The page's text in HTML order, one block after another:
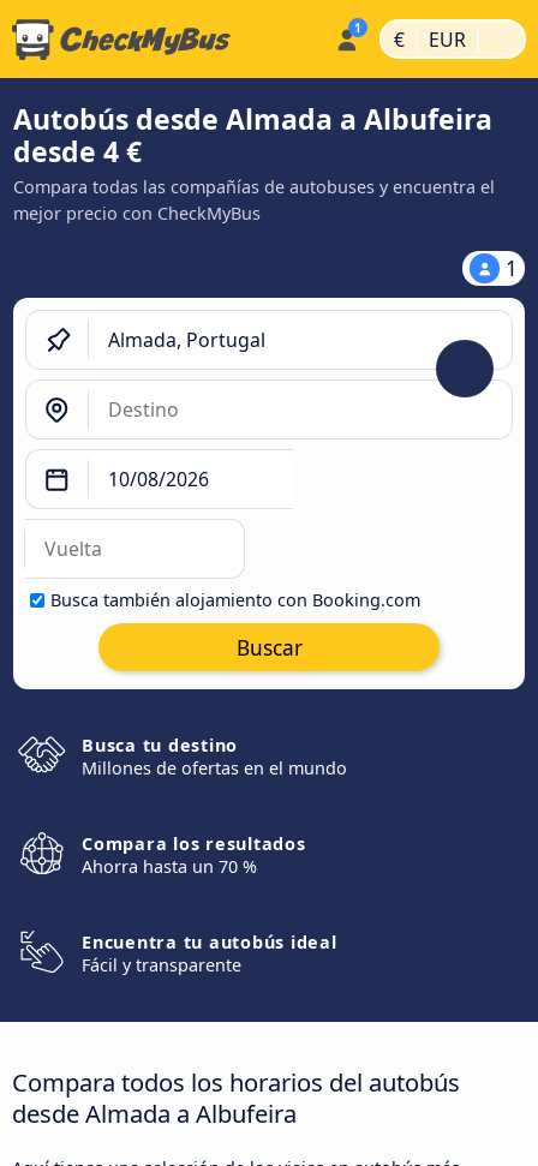
€ | EUR |
Autobús desde Almada a Albufeira
desde 4 €
Compara todas las compañías de autobuses y encuentra el
mejor precio con CheckMyBus
1
Busca también alojamiento con Booking.com
Buscar
Busca tu destino
Millones de ofertas en el mundo
Compara los resultados
Ahorra hasta un 70 %
Encuentra tu autobús ideal
Fácil y transparente
Compara todos los horarios del autobús
desde Almada a Albufeira